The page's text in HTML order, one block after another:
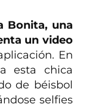
Bonita, una
un video
En
esta chica
de béisbol
selfies